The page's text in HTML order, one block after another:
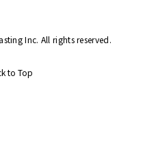
Inc. All rights reserved.
to Top